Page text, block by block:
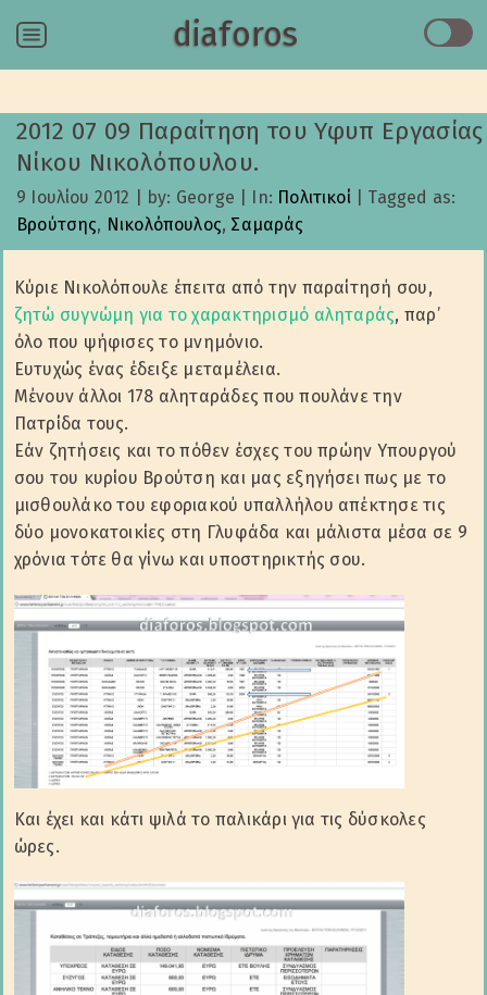
Menu diaforos
2012 07 09 Παραίτηση του Υφυπ Εργασίας
Νίκου Νικολόπουλου.
9 Ιουλίου 2012 by: George In: Πολιτικοί
Tagged as:
Βρούτσης, Νικολόπουλος, Σαμαράς
Κύριε Νικολόπουλε έπειτα από την παραίτησή σου,
ζητώ συγνώμη για το χαρακτηρισμό αληταράς, παρ’
όλο που ψήφισες το μνημόνιο.
Ευτυχώς ένας έδειξε μεταμέλεια.
Μένουν άλλοι 178 αληταράδες που πουλάνε την
Πατρίδα τους.
Εάν ζητήσεις και το πόθεν έσχες του πρώην Υπουργού
σου του κυρίου Βρούτση και μας εξηγήσει πως με το
μισθουλάκο του εφοριακού υπαλλήλου απέκτησε τις
δύο μονοκατοικίες στη Γλυφάδα και μάλιστα μέσα σε 9
χρόνια τότε θα γίνω και υποστηρικτής σου.
Και έχει και κάτι ψιλά το παλικάρι για τις δύσκολες
ώρες.